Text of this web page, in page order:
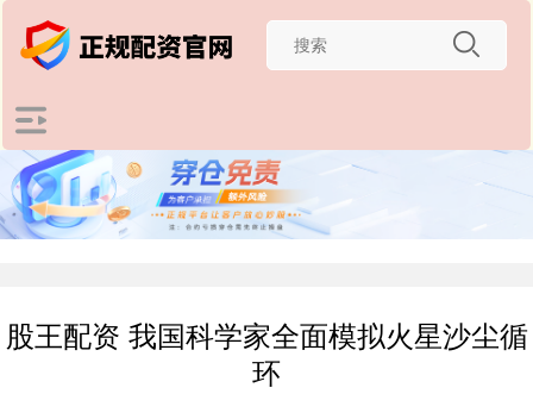
股王配资 我国科学家全面模拟火星沙尘循
环